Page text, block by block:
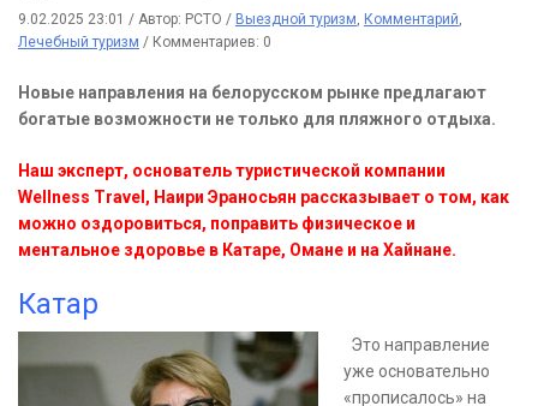
9.02.2025 23:01 / Автор: РСТО / Выездной туризм, Комментарий,
Лечебный туризм / Комментариев: 0
Новые направления на белорусском рынке предлагают
богатые возможности не только для пляжного отдыха.
Наш эксперт, основатель туристической компании
Wellness Travel, Наири Эраносьян рассказывает о том, как
можно оздоровиться, поправить физическое и
ментальное здоровье в Катаре, Омане и на Хайнане.
Катар
Это направление
уже основательно
«прописалось» на